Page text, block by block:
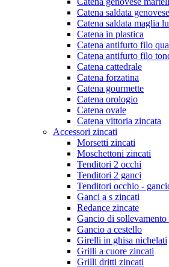
Catena saldata genovese
Catena saldata maglia
Catena in plastica
Catena antifurto filo
Catena antifurto filo
Catena cattedrale
Catena forzatina
Catena gourmette
Catena orologio
Catena ovale
Catena vittoria zincata
Accessori zincati
Morsetti zincati
Moschettoni zincati
Tenditori 2 occhi
Tenditori 2 ganci
Tenditori occhio -
Ganci a s zincati
Redance zincate
Gancio di
Gancio a cestello
Girelli in ghisa nichelati
Grilli a cuore zincati
Grilli dritti zincati